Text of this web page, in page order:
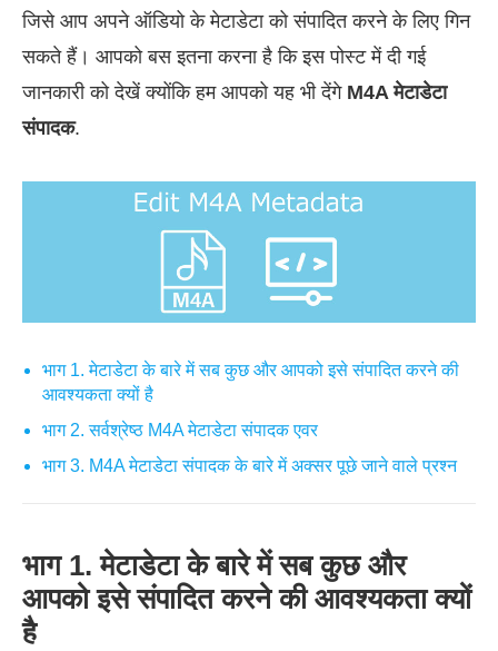
जिसे आप अपने ऑडियो के मेटाडेटा को संपादित करने के लिए गिन
सकते हैं। आपको बस इतना करना है कि इस पोस्ट में दी गई
जानकारी को देखें क्योंकि हम आपको यह भी देंगे M4A मेटाडेटा
संपादक.
भाग 1. मेटाडेटा के बारे में सब कुछ और आपको इसे संपादित करने की
आवश्यकता क्यों है
भाग 2. सर्वश्रेष्ठ M4A मेटाडेटा संपादक एवर
भाग 3. M4A मेटाडेटा संपादक के बारे में अक्सर पूछे जाने वाले प्रश्न
भाग 1. मेटाडेटा के बारे में सब कुछ और
आपको इसे संपादित करने की आवश्यकता क्यों
है